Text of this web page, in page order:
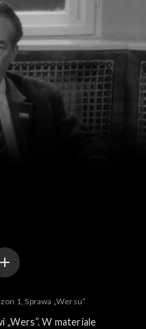
i prasa
1, Sprawa „Wersu”
W materiale